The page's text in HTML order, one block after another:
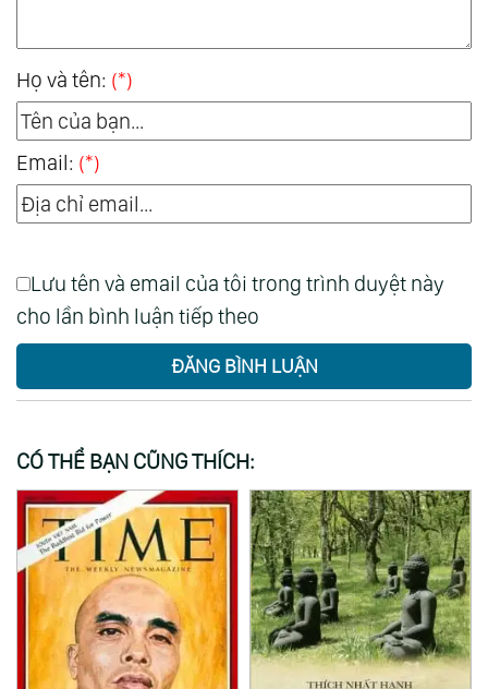
Họ và tên: (*)
Email: (*)
Lưu tên và email của tôi trong trình duyệt này
cho lần bình luận tiếp theo
ĐĂNG BÌNH LUẬN
CÓ THỂ BẠN CŨNG THÍCH: